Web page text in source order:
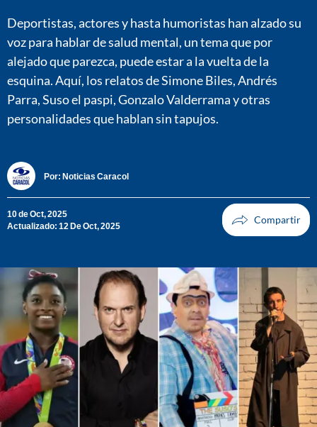
Deportistas, actores y hasta humoristas han alzado su
voz para hablar de salud mental, un tema que por
alejado que parezca, puede estar a la vuelta de la
esquina. Aquí, los relatos de Simone Biles, Andrés
Parra, Suso el paspi, Gonzalo Valderrama y otras
personalidades que hablan sin tapujos.
Por: Noticias Caracol
10 de Oct, 2025
Actualizado: 12 De Oct, 2025